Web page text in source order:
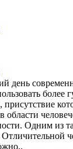
день
присутствие
области
Одним из